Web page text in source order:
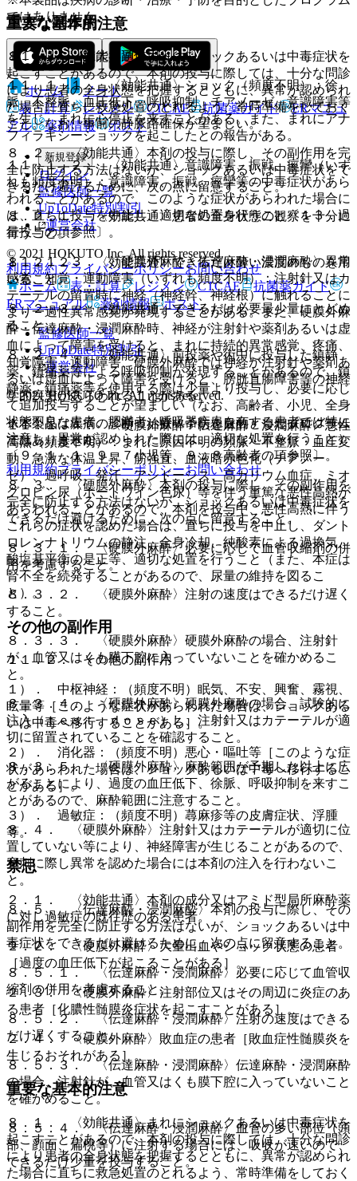
重要な基本的注意
８．１． 〈効能共通〉まれにショックあるいは中毒症状を
起こすことがあるので、本剤の投与に際しては、十分な問診
により患者の全身状態を把握するとともに、異常が認められ
た場合に直ちに救急処置のとれるよう、常時準備をしておく
こと。なお、事前の静脈路確保が望ましい。
８．２． 〈効能共通〉本剤の投与に際し、その副作用を完
全に防止する方法はないが、ショックあるいは中毒症状をで
きるだけ避けるために、次の点に留意すること。
８．２．１． 〈効能共通〉患者の全身状態の観察を十分に
行うこと。
８．２．２． 〈効能共通〉できるだけ薄い濃度のものを用
いること。
８．２．３． 〈効能共通〉できるだけ必要最少量にとどめ
ること。
８．２．４． 〈効能共通〉前投薬や術中に投与した鎮静
薬、鎮痛薬等による呼吸抑制が発現することがあるので、鎮
静薬、鎮痛薬等を使用する際は少量より投与し、必要に応じ
て追加投与することが望ましい（なお、高齢者、小児、全身
状態不良な患者、肥満者、呼吸器疾患を有する患者では特に
注意し、異常が認められた際には、適切な処置を行うこと）
〔９．１．１、９．７小児等、９．８高齢者の項参照〕。
８．３． 〈硬膜外麻酔〉本剤の投与に際し、その副作用を
完全に防止する方法はないが、ショックあるいは中毒症状を
できるだけ避けるために、次の点に留意すること。
８．３．１． 〈硬膜外麻酔〉必要に応じて血管収縮剤の併
用を考慮すること。
８．３．２． 〈硬膜外麻酔〉注射の速度はできるだけ遅く
すること。
８．３．３． 〈硬膜外麻酔〉硬膜外麻酔の場合、注射針
が、血管又はくも膜下腔に入っていないことを確かめるこ
と。
８．３．４． 〈硬膜外麻酔〉硬膜外麻酔の場合、試験的に
注入（ｔｅｓｔ ｄｏｓｅ）し、注射針又はカテーテルが適
切に留置されていることを確認すること。
８．３．５． 〈硬膜外麻酔〉麻酔範囲が予期した以上に広
がることにより、過度の血圧低下、徐脈、呼吸抑制を来すこ
とがあるので、麻酔範囲に注意すること。
８．４． 〈硬膜外麻酔〉注射針又はカテーテルが適切に位
置していない等により、神経障害が生じることがあるので、
穿刺に際し異常を認めた場合には本剤の注入を行わないこ
と。
８．５． 〈伝達麻酔・浸潤麻酔〉本剤の投与に際し、その
副作用を完全に防止する方法はないが、ショックあるいは中
毒症状をできるだけ避けるために、次の点に留意すること。
８．５．１． 〈伝達麻酔・浸潤麻酔〉必要に応じて血管収
縮剤の併用を考慮すること。
８．５．２． 〈伝達麻酔・浸潤麻酔〉注射の速度はできる
だけ遅くすること。
８．５．３． 〈伝達麻酔・浸潤麻酔〉伝達麻酔・浸潤麻酔
の場合、注射針が、血管又はくも膜下腔に入っていないこと
を確かめること。
８．５．４． 〈伝達麻酔・浸潤麻酔〉血管の多い部位（頭
部、顔面、扁桃等）に注射する場合には、吸収が速いので、
できるだけ少量を投与すること。
重大な副作用
１１．１． 重大な副作用
１１．１．１． 〈効能共通〉ショック（頻度不明）：徐
脈、不整脈、血圧低下、呼吸抑制、チアノーゼ、意識障害等
を生じ、まれに心停止を来すことがある。また、まれにアナ
フィラキシーショックを起こしたとの報告がある。
１１．１．２． 〈効能共通〉意識障害、振戦、痙攣（いず
れも頻度不明）：意識障害、振戦、痙攣等の中毒症状があら
われることがあるので、このような症状があらわれた場合に
は、直ちに投与を中止し、適切な処置を行うこと〔１３．過
量投与の項参照〕。
１１．１．３． 〈硬膜外麻酔・伝達麻酔・浸潤麻酔〉異常
感覚、知覚・運動障害（いずれも頻度不明）：注射針又はカ
テーテルの留置時に神経（神経幹、神経根）に触れることに
より一過性異常感覚が発現することがある。また、硬膜外麻
酔・伝達麻酔・浸潤麻酔時、神経が注射針や薬剤あるいは虚
血によって障害を受けると、まれに持続的異常感覚、疼痛、
知覚障害、運動障害、硬膜外麻酔では神経が注射針や薬剤あ
るいは虚血によって障害を受けると、膀胱直腸障害等の神経
学的疾患があらわれることがある。
１１．１．４． 〈硬膜外麻酔・伝達麻酔・浸潤麻酔〉悪性
高熱（頻度不明）：まれに原因不明の頻脈・不整脈・血圧変
動、急激な体温上昇、筋強直、血液暗赤色化（チアノー
ゼ）、過呼吸、発汗、アシドーシス、高カリウム血症、ミオ
グロビン尿（ポートワイン色尿）等を伴う重篤な悪性高熱が
あらわれることがあるので、本剤を投与中、悪性高熱に伴う
これらの症状を認めた場合は、直ちに投与を中止し、ダント
ロレンナトリウムの静注、全身冷却、純酸素による過換気、
酸塩基平衡の是正等、適切な処置を行うこと（また、本症は
腎不全を続発することがあるので、尿量の維持を図るこ
と）。
その他の副作用
１１．２． その他の副作用
１）． 中枢神経：（頻度不明）眠気、不安、興奮、霧視、
眩暈等［このような症状があらわれた場合は、ショックある
いは中毒へ移行することがある］。
２）． 消化器：（頻度不明）悪心・嘔吐等［このような症
状があらわれた場合は、ショックあるいは中毒へ移行するこ
とがある］。
３）． 過敏症：（頻度不明）蕁麻疹等の皮膚症状、浮腫
等。
禁忌
２．１． 〈効能共通〉本剤の成分又はアミド型局所麻酔薬
に対し過敏症の既往歴のある患者。
２．２． 〈硬膜外麻酔〉大量出血やショック状態の患者
［過度の血圧低下が起こることがある］。
２．３． 〈硬膜外麻酔〉注射部位又はその周辺に炎症のあ
る患者［化膿性髄膜炎症状を起こすことがある］。
２．４． 〈硬膜外麻酔〉敗血症の患者［敗血症性髄膜炎を
生じるおそれがある］。
重要な基本的注意
８．１． 〈効能共通〉まれにショックあるいは中毒症状を
起こすことがあるので、本剤の投与に際しては、十分な問診
により患者の全身状態を把握するとともに、異常が認められ
た場合に直ちに救急処置のとれるよう、常時準備をしておく
ではありません。
ホーム
ノート
表・計算
レジメン CTCAE 抗菌薬ガイド
ERマニュ
アル
薬剤情報 ポスト
新規登録
ログイン
監修医師一覧
UpToDate特別割引
運営会社
© 2021 HOKUTO Inc. All rights reserved.
利用規約プライバシーポリシーお問い合わせ
ホーム
表・計算 レジメン CTCAE
抗菌薬ガイド
ERマニュアル
薬剤情報 ポスト
監修医師一覧
UpToDate特別割引
運営会社
© 2021 HOKUTO Inc. All rights reserved.
※本製品は疾病の診断・治療・予防を目的としたプログラム
ではありません。
利用規約プライバシーポリシーお問い合わせ